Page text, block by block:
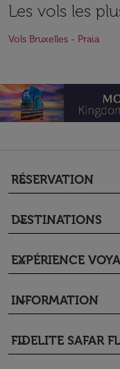
Les vols les
Vols Bruxelles - Praia
RÉSERVATION
keyboard_arrow_down
DESTINATIONS
keyboard_arrow_down
EXPÉRIENCE
keyboard_arrow_down
INFORMATION
keyboard_arrow_down
FIDELITE SAFAR
keyboard_arrow_down